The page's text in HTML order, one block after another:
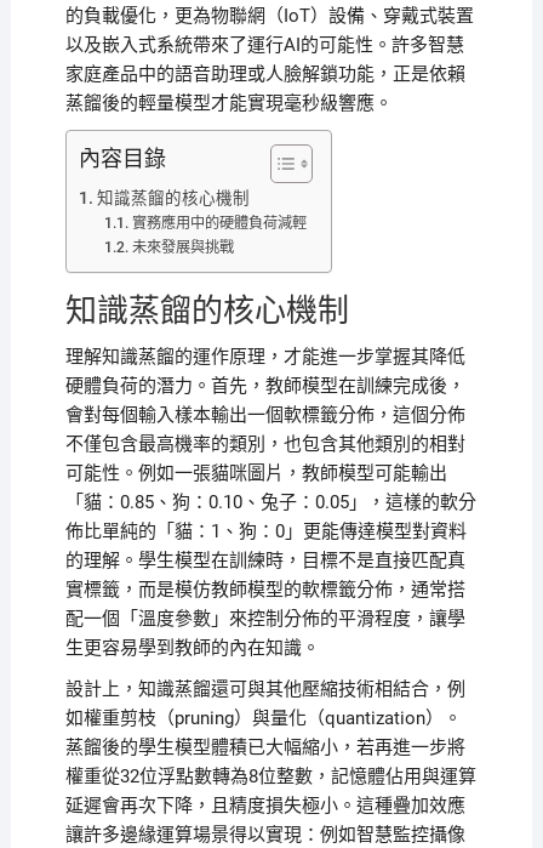
的負載優化，更為物聯網（IoT）設備、穿戴式裝置
以及嵌入式系統帶來了運行AI的可能性。許多智慧
家庭產品中的語音助理或人臉解鎖功能，正是依賴
蒸餾後的輕量模型才能實現毫秒級響應。
內容目錄
知識蒸餾的核心機制
實務應用中的硬體負荷減輕
未來發展與挑戰
知識蒸餾的核心機制
理解知識蒸餾的運作原理，才能進一步掌握其降低
硬體負荷的潛力。首先，教師模型在訓練完成後，
會對每個輸入樣本輸出一個軟標籤分佈，這個分佈
不僅包含最高機率的類別，也包含其他類別的相對
可能性。例如一張貓咪圖片，教師模型可能輸出
「貓：0.85、狗：0.10、兔子：0.05」，這樣的軟分
佈比單純的「貓：1、狗：0」更能傳達模型對資料
的理解。學生模型在訓練時，目標不是直接匹配真
實標籤，而是模仿教師模型的軟標籤分佈，通常搭
配一個「溫度參數」來控制分佈的平滑程度，讓學
生更容易學到教師的內在知識。
設計上，知識蒸餾還可與其他壓縮技術相結合，例
如權重剪枝（pruning）與量化（quantization）。
蒸餾後的學生模型體積已大幅縮小，若再進一步將
權重從32位浮點數轉為8位整數，記憶體佔用與運算
延遲會再次下降，且精度損失極小。這種疊加效應
讓許多邊緣運算場景得以實現：例如智慧監控攝像